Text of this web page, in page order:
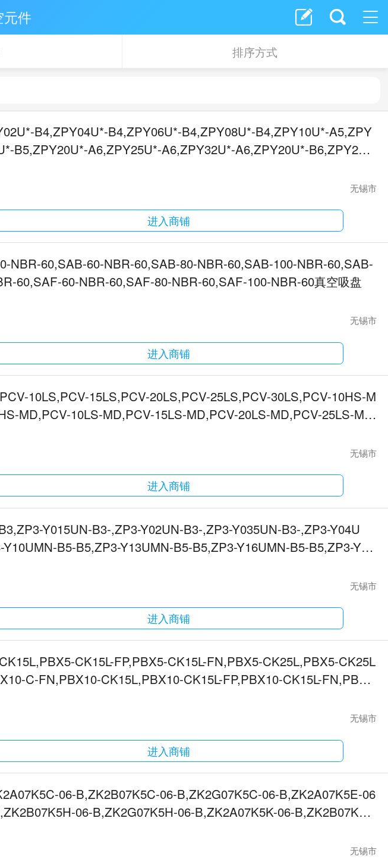
元件
排序方式
B4,ZPY04U*-B4,ZPY06U*-B4,ZPY08U*-B4,ZPY10U*-A5,ZPY
B5,ZPY20U*-A6,ZPY25U*-A6,ZPY32U*-A6,ZPY20U*-B6,ZPY25U
无锡市
进入商铺
60,SAB-60-NBR-60,SAB-80-NBR-60,SAB-100-NBR-60,SAB-
60,SAF-60-NBR-60,SAF-80-NBR-60,SAF-100-NBR-60真空吸盘
无锡市
进入商铺
10LS,PCV-15LS,PCV-20LS,PCV-25LS,PCV-30LS,PCV-10HS-M
MD,PCV-10LS-MD,PCV-15LS-MD,PCV-20LS-MD,PCV-25LS-M
无锡市
进入商铺
Y015UN-B3-,ZP3-Y02UN-B3-,ZP3-Y035UN-B3-,ZP3-Y04U
B5-B5,ZP3-Y13UMN-B5-B5,ZP3-Y16UMN-B5-B5,ZP3-Y0
无锡市
进入商铺
CK15L-FP,PBX5-CK15L-FN,PBX5-CK25L,PBX5-CK25L
C-FN,PBX10-CK15L,PBX10-CK15L-FP,PBX10-CK15L-FN,PBX1
无锡市
进入商铺
06-B,ZK2B07K5C-06-B,ZK2G07K5C-06-B,ZK2A07K5E-06
06-B,ZK2G07K5H-06-B,ZK2A07K5K-06-B,ZK2B07K5K
无锡市